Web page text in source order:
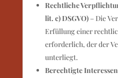
Rechtliche
lit. c) DSGVO)– Die
Erfüllung einer
erforderlich, der der
unterliegt.
Berechtigte Interessen